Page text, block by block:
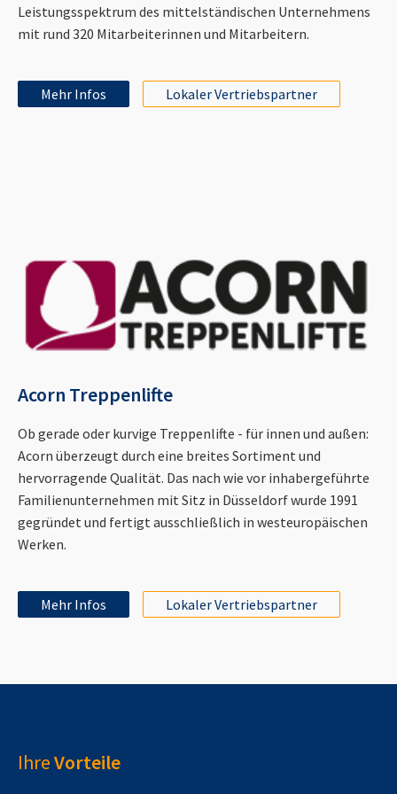
Leistungsspektrum des mittelständischen Unternehmens
mit rund 320 Mitarbeiterinnen und Mitarbeitern.
Mehr Infos Lokaler Vertriebspartner
Acorn Treppenlifte
Ob gerade oder kurvige Treppenlifte - für innen und außen:
Acorn überzeugt durch eine breites Sortiment und
hervorragende Qualität. Das nach wie vor inhabergeführte
Familienunternehmen mit Sitz in Düsseldorf wurde 1991
gegründet und fertigt ausschließlich in westeuropäischen
Werken.
Mehr Infos Lokaler Vertriebspartner
IhreVorteile